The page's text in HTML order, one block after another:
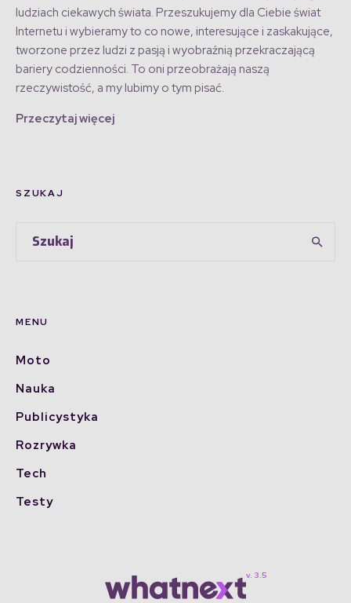
ludziach ciekawych świata. Przeszukujemy dla Ciebie świat
Internetu i wybieramy to co nowe, interesujące i zaskakujące,
tworzone przez ludzi z pasją i wyobraźnią przekraczającą
bariery codzienności. To oni przeobrażają naszą
rzeczywistość, a my lubimy o tym pisać.
Przeczytaj więcej
SZUKAJ
MENU
Moto
Nauka
Publicystyka
Rozrywka
Tech
Testy